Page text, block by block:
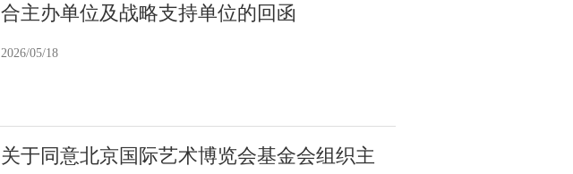
合主办单位及战略支持单位的回函
2026/05/18
关于同意北京国际艺术博览会基金会组织主